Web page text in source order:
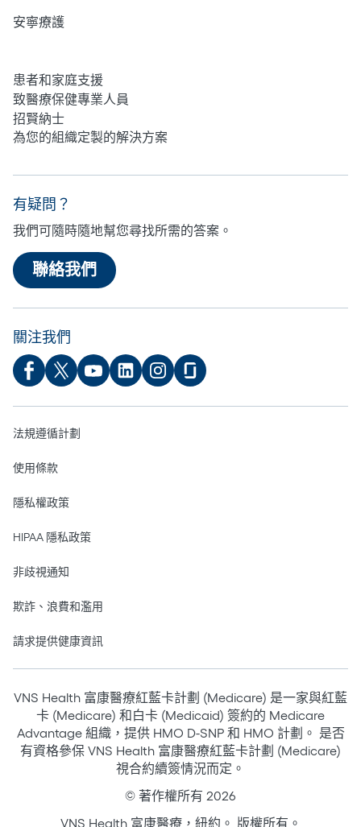
安寧療護
患者和家庭支援
致醫療保健專業人員
招賢納士
為您的組織定製的解決方案
有疑問？
我們可隨時隨地幫您尋找所需的答案。
聯絡我們
關注我們
法規遵循計劃
使用條款
隱私權政策
HIPAA 隱私政策
非歧視通知
欺詐、浪費和濫用
請求提供健康資訊
VNS Health 富康醫療紅藍卡計劃 (Medicare) 是一家與紅藍
卡 (Medicare) 和白卡 (Medicaid) 簽約的 Medicare
Advantage 組織，提供 HMO D-SNP 和 HMO 計劃。 是否
有資格參保 VNS Health 富康醫療紅藍卡計劃 (Medicare)
視合約續簽情況而定。
© 著作權所有 2026
VNS Health 富康醫療，紐約。 版權所有。